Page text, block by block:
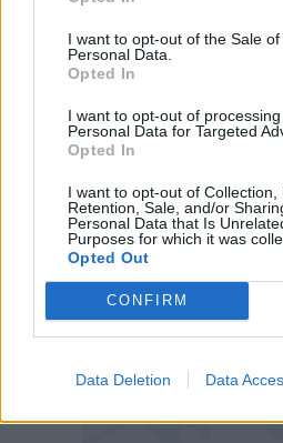
I want to opt-out of the Sale of
Personal Data.
Opted In
I want to opt-out of
Personal Data for Targeted
Opted In
I want to opt-out of Collection,
Retention, Sale, and/or
Personal Data that Is
Purposes for which it was
Opted Out
CONFIRM
Data Deletion Data